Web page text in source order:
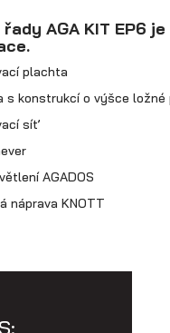
AGA KIT EP6
plachta
s konstrukcí o výšce ložné
síť
AGADOS
náprava KNOTT